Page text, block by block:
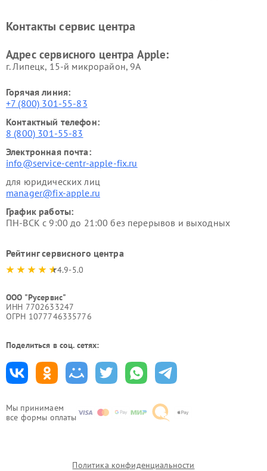
Мы принимаем
все формы оплаты
Контакты сервис центра
Адрес сервисного центра Apple:
г. Липецк, 15-й микрорайон, 9А
Горячая линия:
+7 (800) 301-55-83
Контактный телефон:
8 (800) 301-55-83
Электронная почта:
info@service-centr-apple-fix.ru
для юридических лиц
manager@fix-apple.ru
График работы:
ПН-ВСК с 9:00 до 21:00 без перерывов и выходных
Рейтинг сервисного центра
4.9-5.0
ООО "Русервис"
ИНН 7702633247
ОГРН 1077746335776
Поделиться в соц. сетях:
Политика конфиденциальности